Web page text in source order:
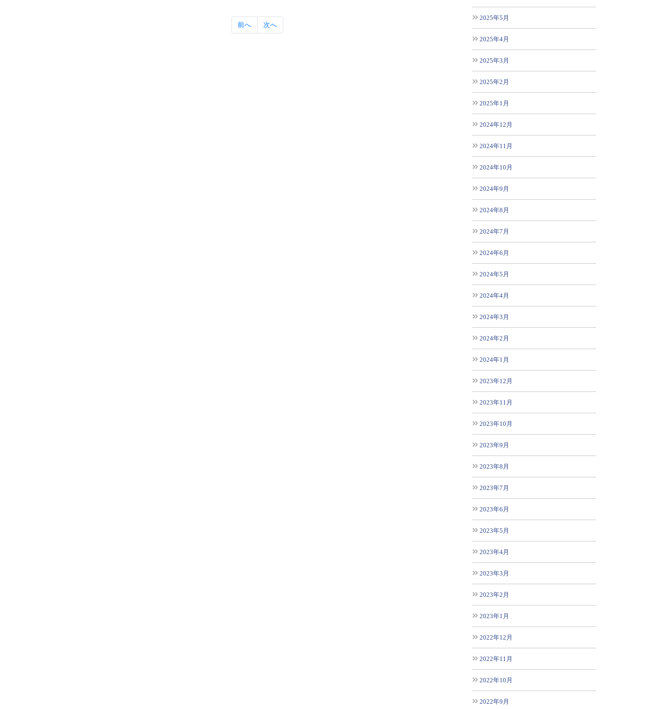
前へ 次へ
2025年5月
2025年4月
2025年3月
2025年2月
2025年1月
2024年12月
2024年11月
2024年10月
2024年9月
2024年8月
2024年7月
2024年6月
2024年5月
2024年4月
2024年3月
2024年2月
2024年1月
2023年12月
2023年11月
2023年10月
2023年9月
2023年8月
2023年7月
2023年6月
2023年5月
2023年4月
2023年3月
2023年2月
2023年1月
2022年12月
2022年11月
2022年10月
2022年9月